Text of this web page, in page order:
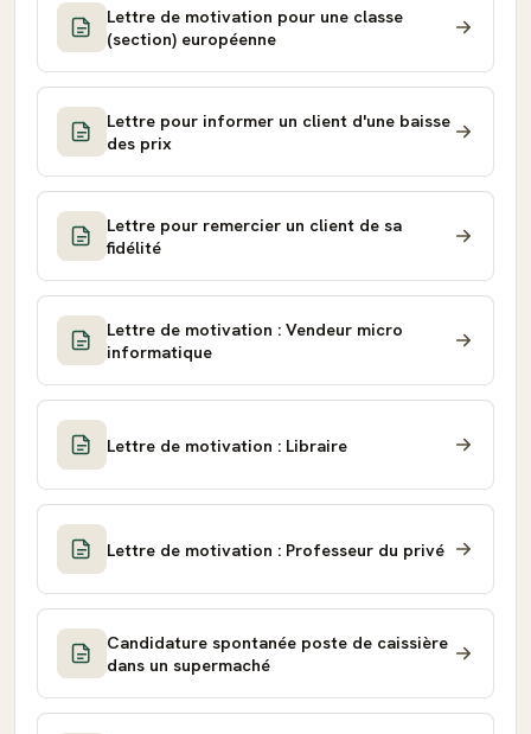
Lettre de motivation pour une classe
(section) européenne
Lettre pour informer un client d'une baisse
des prix
Lettre pour remercier un client de sa
fidélité
Lettre de motivation : Vendeur micro
informatique
Lettre de motivation : Libraire
Lettre de motivation : Professeur du privé
Candidature spontanée poste de caissière
dans un supermaché